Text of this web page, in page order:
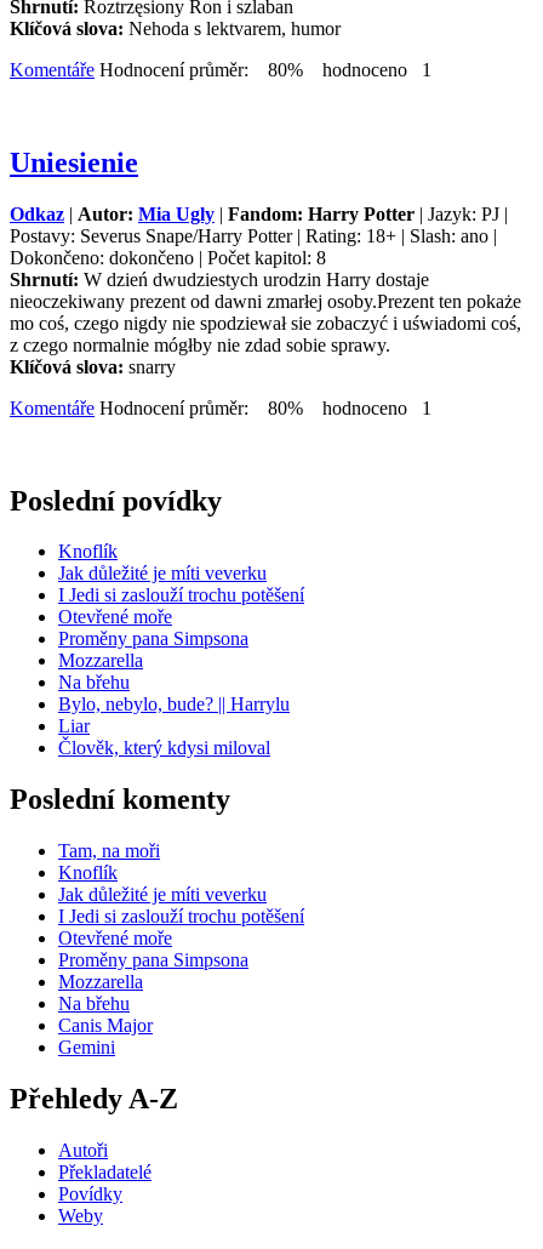
Shrnutí: Roztrzęsiony Ron i szlaban
Klíčová slova: Nehoda s lektvarem, humor
Komentáře Hodnocení průměr: 80% hodnoceno 1
Uniesienie
Odkaz | Autor: Mia Ugly | Fandom: Harry Potter | Jazyk: PJ |
Postavy: Severus Snape/Harry Potter | Rating: 18+ | Slash: ano |
Dokončeno: dokončeno | Počet kapitol: 8
Shrnutí: W dzień dwudziestych urodzin Harry dostaje
nieoczekiwany prezent od dawni zmarłej osoby.Prezent ten pokaże
mo coś, czego nigdy nie spodziewał sie zobaczyć i uświadomi coś,
z czego normalnie mógłby nie zdad sobie sprawy.
Klíčová slova: snarry
Komentáře Hodnocení průměr: 80% hodnoceno 1
Poslední povídky
Knoflík
Jak důležité je míti veverku
I Jedi si zaslouží trochu potěšení
Otevřené moře
Proměny pana Simpsona
Mozzarella
Na břehu
Bylo, nebylo, bude? || Harrylu
Liar
Člověk, který kdysi miloval
Poslední komenty
Tam, na moři
Knoflík
Jak důležité je míti veverku
I Jedi si zaslouží trochu potěšení
Otevřené moře
Proměny pana Simpsona
Mozzarella
Na břehu
Canis Major
Gemini
Přehledy A-Z
Autoři
Překladatelé
Povídky
Weby